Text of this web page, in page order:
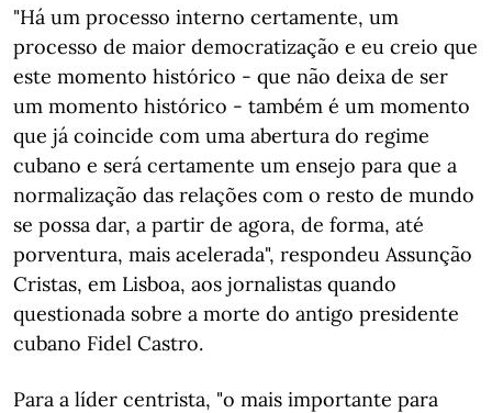
"Há um processo interno certamente, um
processo de maior democratização e eu creio que
este momento histórico - que não deixa de ser
um momento histórico - também é um momento
que já coincide com uma abertura do regime
cubano e será certamente um ensejo para que a
normalização das relações com o resto de mundo
se possa dar, a partir de agora, de forma, até
porventura, mais acelerada", respondeu Assunção
Cristas, em Lisboa, aos jornalistas quando
questionada sobre a morte do antigo presidente
cubano Fidel Castro.
Para a líder centrista, "o mais importante para